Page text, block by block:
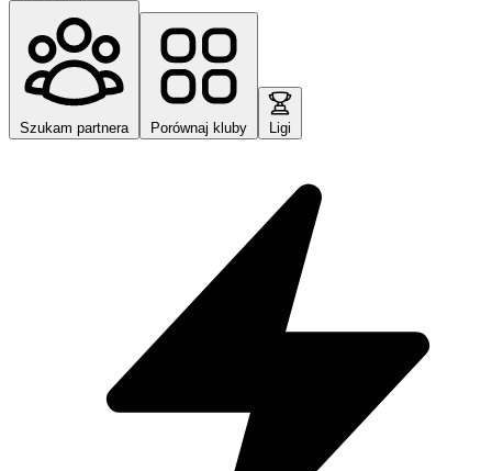
Szukam partnera Porównaj kluby Ligi